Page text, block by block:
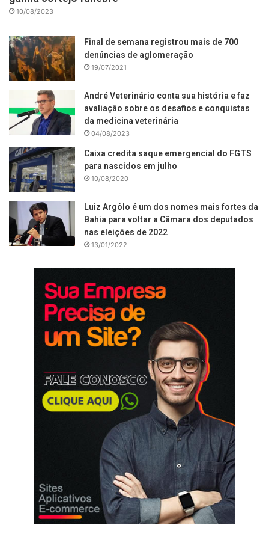
10/08/2023
Final de semana registrou mais de 700
denúncias de aglomeração
19/07/2021
André Veterinário conta sua história e faz
avaliação sobre os desafios e conquistas
da medicina veterinária
04/08/2023
Caixa credita saque emergencial do FGTS
para nascidos em julho
10/08/2020
Luiz Argôlo é um dos nomes mais fortes da
Bahia para voltar a Câmara dos deputados
nas eleições de 2022
13/01/2022